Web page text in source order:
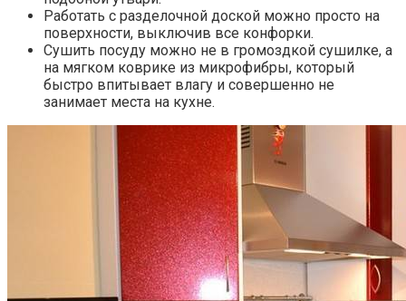
Работать с разделочной доской можно просто на
поверхности, выключив все конфорки.
Сушить посуду можно не в громоздкой сушилке, а
на мягком коврике из микрофибры, который
быстро впитывает влагу и совершенно не
занимает места на кухне.